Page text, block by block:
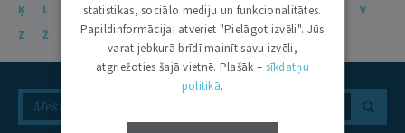
Ķ
L M N Ņ O P R S Š T U
V
Z
Ž
statistikas, sociālo mediju un funkcionalitātes.
Papildinformācijai atveriet "Pielāgot izvēli". Jūs
varat jebkurā brīdī mainīt savu izvēli,
atgriežoties šajā vietnē. Plašāk – sīkdatņu
politikā.